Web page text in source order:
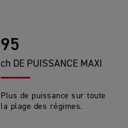
95
ch DE PUISSANCE MAXI
Plus de puissance sur toute
la plage des régimes.